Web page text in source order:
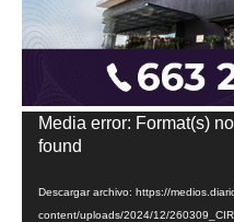
Reproductor
de
Media error: Format(s)
found
Descargar archivo: https://
content/uploads/2024/12/